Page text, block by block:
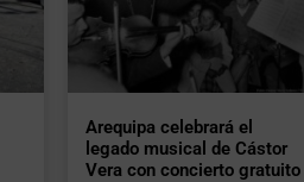
Arequipa celebrará el
legado musical de Cástor
Vera con concierto gratuito